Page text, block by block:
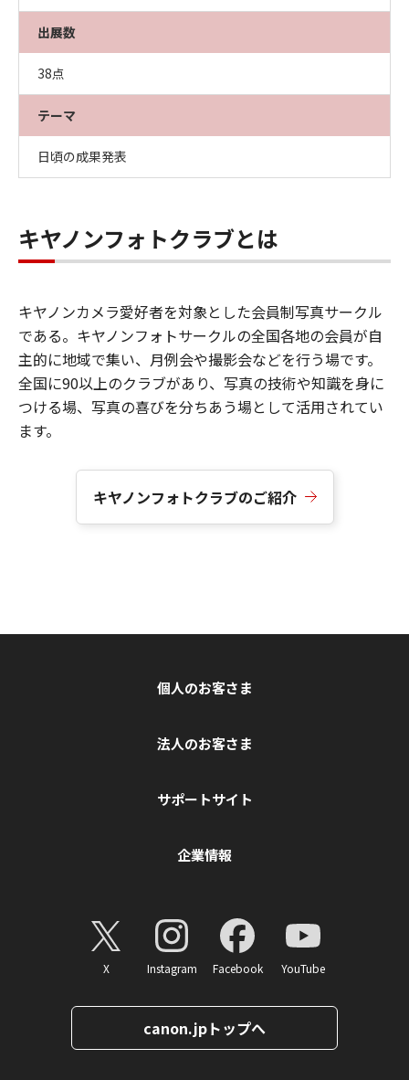
出展数
38点
テーマ
日頃の成果発表
キヤノンフォトクラブとは
キヤノンカメラ愛好者を対象とした会員制写真サークル
である。キヤノンフォトサークルの全国各地の会員が自
主的に地域で集い、月例会や撮影会などを行う場です。
全国に90以上のクラブがあり、写真の技術や知識を身に
つける場、写真の喜びを分ちあう場として活用されてい
ます。
キヤノンフォトクラブのご紹介
個人のお客さま
法人のお客さま
サポートサイト
企業情報
X Instagram Facebook YouTube
canon.jpトップへ